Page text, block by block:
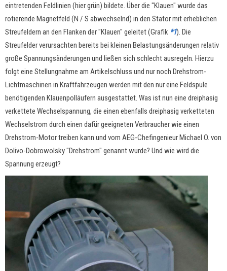
eintretenden Feldlinien (hier grün) bildete. Über die "Klauen" wurde das
rotierende Magnetfeld (N / S abwechselnd) in den Stator mit erheblichen
Streufeldern an den Flanken der "Klauen" geleitet (Grafik *1). Die
Streufelder verursachten bereits bei kleinen Belastungsänderungen relativ
große Spannungsänderungen und ließen sich schlecht ausregeln. Hierzu
folgt eine Stellungnahme am Artikelschluss und nur noch Drehstrom-
Lichtmaschinen in Kraftfahrzeugen werden mit den nur eine Feldspule
benötigenden Klauenpolläufern ausgestattet. Was ist nun eine dreiphasig
verkettete Wechselspannung, die einen ebenfalls dreiphasig verketteten
Wechselstrom durch einen dafür geeigneten Verbraucher wie einen
Drehstrom-Motor treiben kann und vom AEG-Chefingenieur Michael O. von
Dolivo-Dobrowolsky "Drehstrom" genannt wurde? Und wie wird die
Spannung erzeugt?